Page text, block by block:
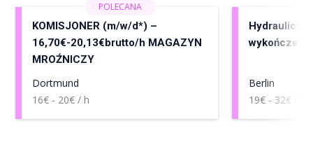
KOMISJONER (m/w/d*) –
16,70€-20,13€brutto/h MAGAZYN
MROŹNICZY
Dortmund
16€ - 20€ / h
Hydraulicy,
Berlin
19€ - 32€ / h